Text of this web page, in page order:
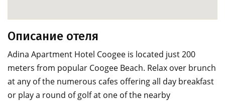
Описание отеля
Adina Apartment Hotel Coogee is located just 200
meters from popular Coogee Beach. Relax over brunch
at any of the numerous cafes offering all day breakfast
or play a round of golf at one of the nearby